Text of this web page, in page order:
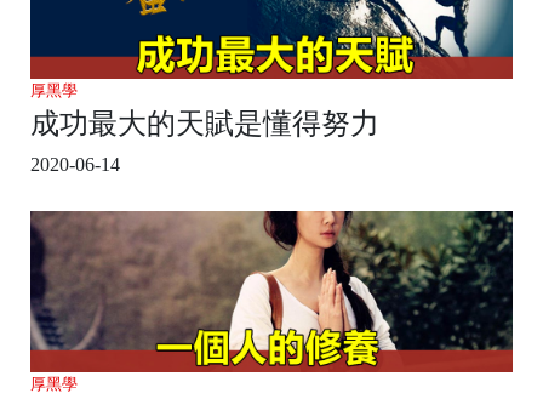
厚黑學
成功最大的天賦是懂得努力
2020-06-14
厚黑學